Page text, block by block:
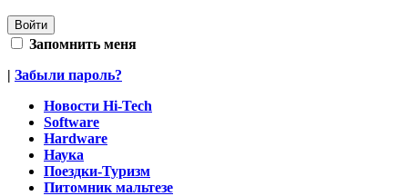
Запомнить меня
| Забыли пароль?
Новости Hi-Tech
Software
Hardware
Наука
Поездки-Туризм
Питомник мальтезе